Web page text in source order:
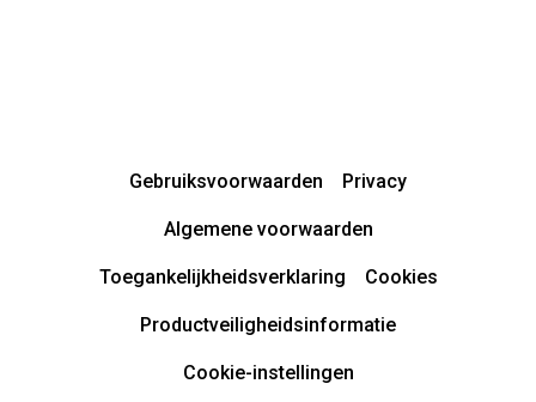
Gebruiksvoorwaarden Privacy
Algemene voorwaarden
Toegankelijkheidsverklaring Cookies
Productveiligheidsinformatie
Cookie-instellingen